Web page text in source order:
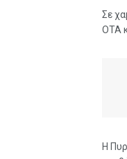
Σε
ΟΤΑ
Η